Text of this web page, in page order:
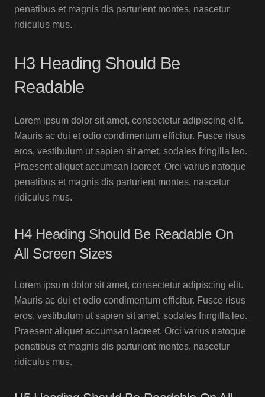
penatibus et magnis dis parturient montes, nascetur
ridiculus mus.
H3 Heading Should Be
Readable
Lorem ipsum dolor sit amet, consectetur adipiscing elit.
Mauris ac dui et odio condimentum efficitur. Fusce risus
eros, vestibulum ut sapien sit amet, sodales fringilla leo.
Praesent aliquet accumsan laoreet. Orci varius natoque
penatibus et magnis dis parturient montes, nascetur
ridiculus mus.
H4 Heading Should Be Readable On
All Screen Sizes
Lorem ipsum dolor sit amet, consectetur adipiscing elit.
Mauris ac dui et odio condimentum efficitur. Fusce risus
eros, vestibulum ut sapien sit amet, sodales fringilla leo.
Praesent aliquet accumsan laoreet. Orci varius natoque
penatibus et magnis dis parturient montes, nascetur
ridiculus mus.